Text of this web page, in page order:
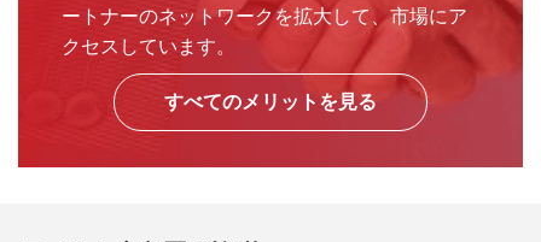
ートナーのネットワークを拡大して、市場にア
クセスしています。
すべてのメリットを見る